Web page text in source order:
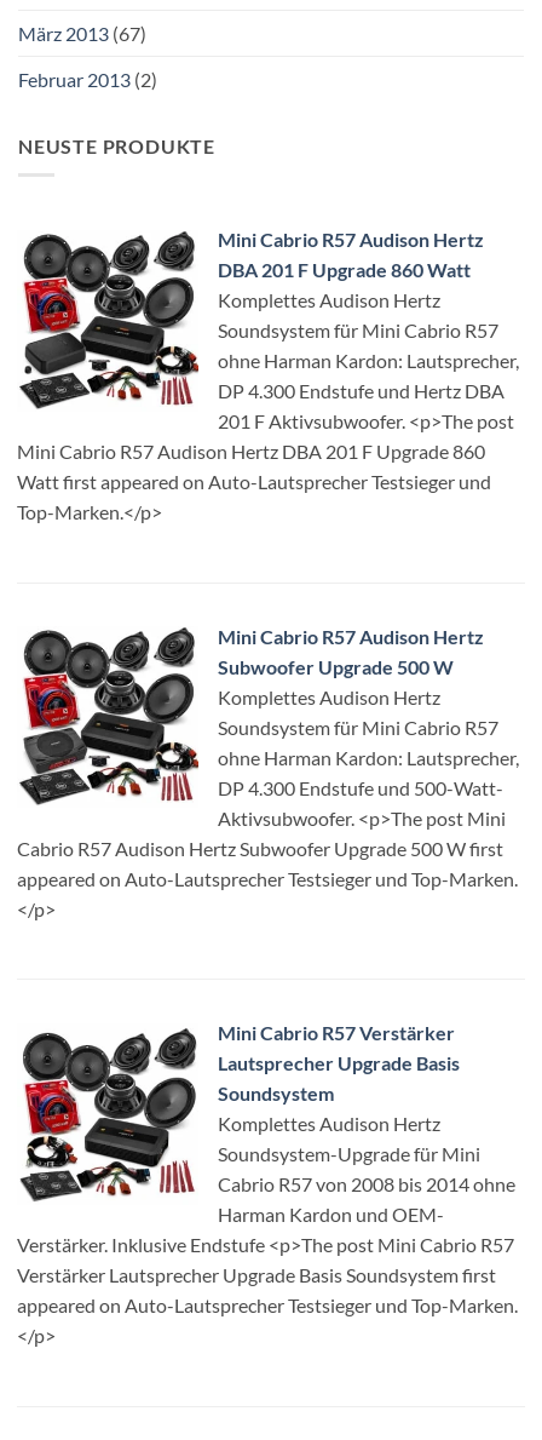
März 2013 (67)
Februar 2013 (2)
NEUSTE PRODUKTE
Mini Cabrio R57 Audison Hertz
DBA 201 F Upgrade 860 Watt
Komplettes Audison Hertz
Soundsystem für Mini Cabrio R57
ohne Harman Kardon: Lautsprecher,
DP 4.300 Endstufe und Hertz DBA
201 F Aktivsubwoofer. <p>The post
Mini Cabrio R57 Audison Hertz DBA 201 F Upgrade 860
Watt first appeared on Auto-Lautsprecher Testsieger und
Top-Marken.</p>
Mini Cabrio R57 Audison Hertz
Subwoofer Upgrade 500 W
Komplettes Audison Hertz
Soundsystem für Mini Cabrio R57
ohne Harman Kardon: Lautsprecher,
DP 4.300 Endstufe und 500-Watt-
Aktivsubwoofer. <p>The post Mini
Cabrio R57 Audison Hertz Subwoofer Upgrade 500 W first
appeared on Auto-Lautsprecher Testsieger und Top-Marken.
</p>
Mini Cabrio R57 Verstärker
Lautsprecher Upgrade Basis
Soundsystem
Komplettes Audison Hertz
Soundsystem-Upgrade für Mini
Cabrio R57 von 2008 bis 2014 ohne
Harman Kardon und OEM-
Verstärker. Inklusive Endstufe <p>The post Mini Cabrio R57
Verstärker Lautsprecher Upgrade Basis Soundsystem first
appeared on Auto-Lautsprecher Testsieger und Top-Marken.
</p>